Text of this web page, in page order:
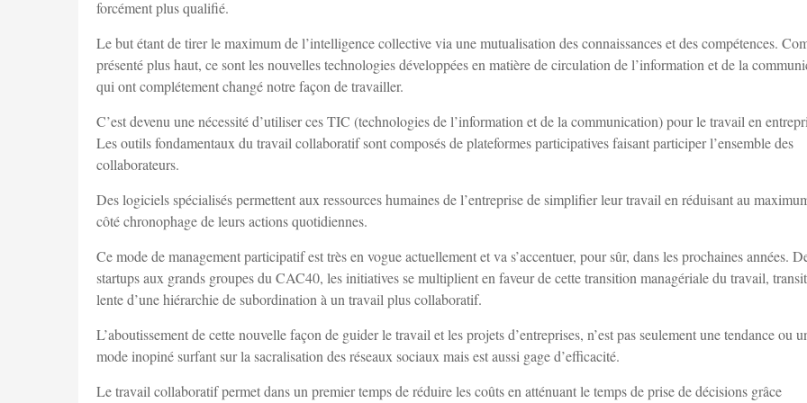
forcément plus qualifié.
Le but étant de tirer le maximum de l’intelligence collective via une mutualisation des connaissances et des compétences.
présenté plus haut, ce sont les nouvelles technologies développées en matière de circulation de l’information et de la
qui ont complétement changé notre façon de travailler.
C’est devenu une nécessité d’utiliser ces TIC (technologies de l’information et de la communication) pour le travail en
Les outils fondamentaux du travail collaboratif sont composés de plateformes participatives faisant participer l’ensemble des
collaborateurs.
Des logiciels spécialisés permettent aux ressources humaines de l’entreprise de simplifier leur travail en réduisant au
côté chronophage de leurs actions quotidiennes.
Ce mode de management participatif est très en vogue actuellement et va s’accentuer, pour sûr, dans les prochaines années.
startups aux grands groupes du CAC40, les initiatives se multiplient en faveur de cette transition managériale du travail,
lente d’une hiérarchie de subordination à un travail plus collaboratif.
L’aboutissement de cette nouvelle façon de guider le travail et les projets d’entreprises, n’est pas seulement une tendance ou
mode inopiné surfant sur la sacralisation des réseaux sociaux mais est aussi gage d’efficacité.
Le travail collaboratif permet dans un premier temps de réduire les coûts en atténuant le temps de prise de décisions grâce